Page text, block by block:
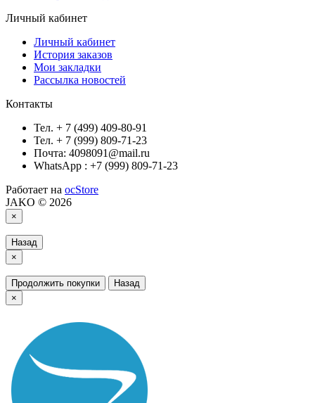
Личный кабинет
Личный кабинет
История заказов
Мои закладки
Рассылка новостей
Контакты
Тел. + 7 (499) 409-80-91
Тел. + 7 (999) 809-71-23
Почта: 4098091@mail.ru
WhatsApp : +7 (999) 809-71-23
Работает на ocStore
JAKO © 2026
×
Назад
×
Продолжить покупки
Назад
×